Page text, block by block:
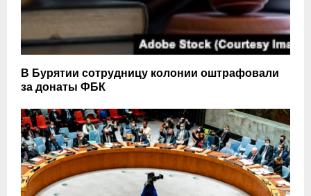
В Бурятии сотрудницу колонии оштрафовали
за донаты ФБК